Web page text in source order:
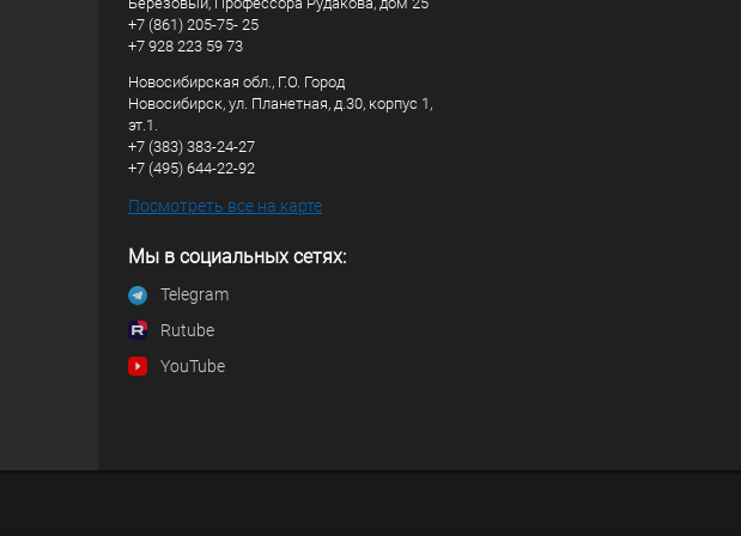
+7 (861) 205-75- 25
+7 928 223 59 73
Новосибирская обл., Г.О. Город
Новосибирск, ул. Планетная, д.30, корпус 1,
эт.1.
+7 (383) 383-24-27
+7 (495) 644-22-92
Посмотреть все на карте
Мы в социальных сетях:
Telegram
Rutube
YouTube